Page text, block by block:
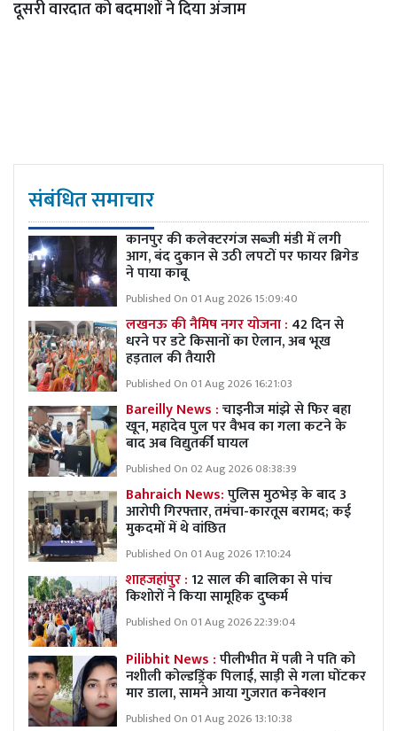
दूसरी वारदात को बदमाशों ने दिया अंजाम
संबंधित समाचार
कानपुर की कलेक्टरगंज सब्जी मंडी में लगी
आग, बंद दुकान से उठी लपटों पर फायर ब्रिगेड
ने पाया काबू
Published On 01 Aug 2026 15:09:40
लखनऊ की नैमिष नगर योजना : 42 दिन से
धरने पर डटे किसानों का ऐलान, अब भूख
हड़ताल की तैयारी
Published On 01 Aug 2026 16:21:03
Bareilly News :चाइनीज मांझे से फिर बहा
खून, महादेव पुल पर वैभव का गला कटने के
बाद अब विद्युतर्की घायल
Published On 02 Aug 2026 08:38:39
Bahraich News:पुलिस मुठभेड़ के बाद 3
आरोपी गिरफ्तार, तमंचा-कारतूस बरामद; कई
मुकदमों में थे वांछित
Published On 01 Aug 2026 17:10:24
शाहजहांपुर :12 साल की बालिका से पांच
किशोरों ने किया सामूहिक दुष्कर्म
Published On 01 Aug 2026 22:39:04
Pilibhit News :पीलीभीत में पत्नी ने पति को
नशीली कोल्डड्रिंक पिलाई, साड़ी से गला घोंटकर
मार डाला, सामने आया गुजरात कनेक्शन
Published On 01 Aug 2026 13:10:38